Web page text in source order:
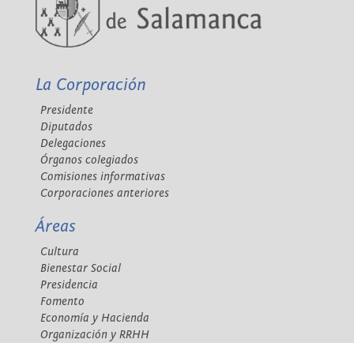
La Corporación
Presidente
Diputados
Delegaciones
Órganos colegiados
Comisiones informativas
Corporaciones anteriores
Áreas
Cultura
Bienestar Social
Presidencia
Fomento
Economía y Hacienda
Organización y RRHH